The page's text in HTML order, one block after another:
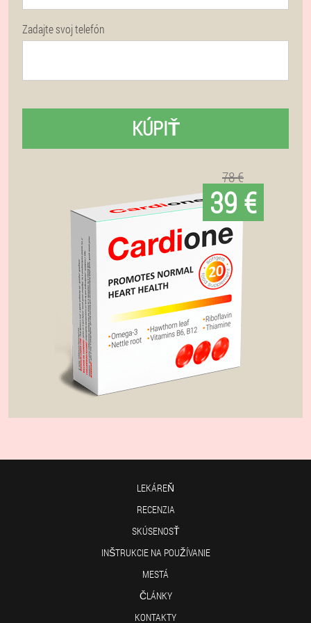
Zadajte svoj telefón
KÚPIŤ
78 €
39 €
LEKÁREŇ
RECENZIA
SKÚSENOSŤ
INŠTRUKCIE NA POUŽÍVANIE
MESTÁ
ČLÁNKY
KONTAKTY